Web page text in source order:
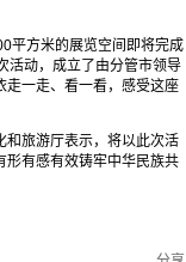
平方米的展览空间即将完成
活动，成立了由分管市领导
走一走、看一看，感受这座
和旅游厅表示，将以此次活
形有感有效铸牢中华民族共